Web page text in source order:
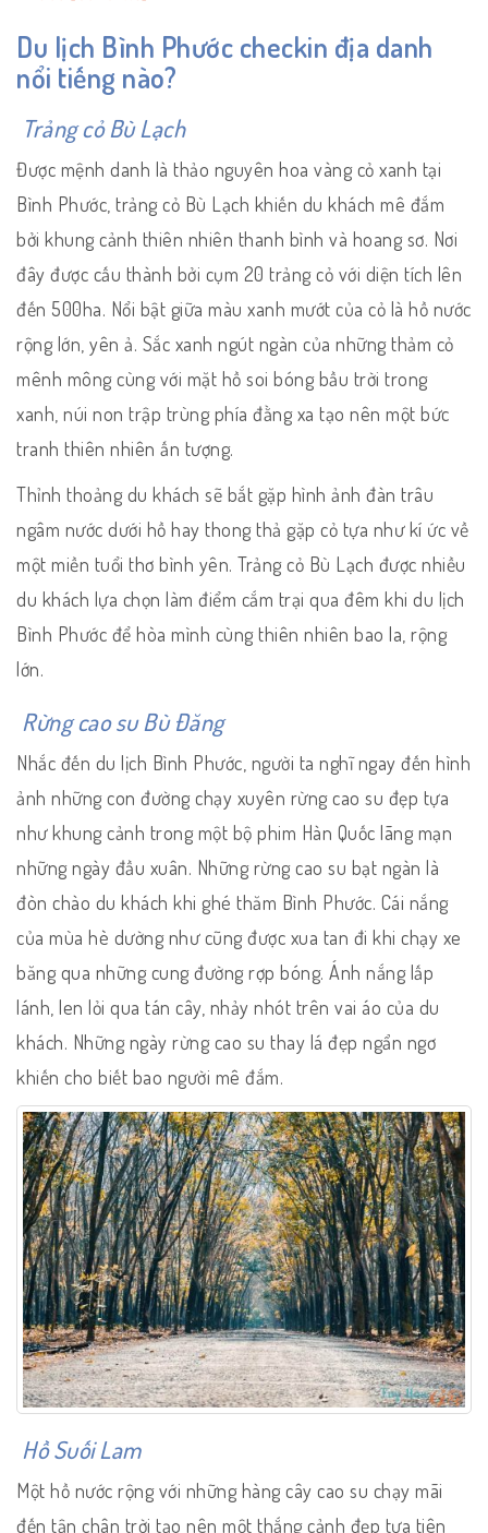
Du lịch Bình Phước checkin địa danh
nổi tiếng nào?
Trảng cỏ Bù Lạch
Được mệnh danh là thảo nguyên hoa vàng cỏ xanh tại
Bình Phước, trảng cỏ Bù Lạch khiến du khách mê đắm
bởi khung cảnh thiên nhiên thanh bình và hoang sơ. Nơi
đây được cấu thành bởi cụm 20 trảng cỏ với diện tích lên
đến 500ha. Nổi bật giữa màu xanh mướt của cỏ là hồ nước
rộng lớn, yên ả. Sắc xanh ngút ngàn của những thảm cỏ
mênh mông cùng với mặt hồ soi bóng bầu trời trong
xanh, núi non trập trùng phía đằng xa tạo nên một bức
tranh thiên nhiên ấn tượng.
Thỉnh thoảng du khách sẽ bắt gặp hình ảnh đàn trâu
ngâm nước dưới hồ hay thong thả gặp cỏ tựa như kí ức về
một miền tuổi thơ bình yên. Trảng cỏ Bù Lạch được nhiều
du khách lựa chọn làm điểm cắm trại qua đêm khi du lịch
Bình Phước để hòa mình cùng thiên nhiên bao la, rộng
lớn.
Rừng cao su Bù Đăng
Nhắc đến du lịch Bình Phước, người ta nghĩ ngay đến hình
ảnh những con đường chạy xuyên rừng cao su đẹp tựa
như khung cảnh trong một bộ phim Hàn Quốc lãng mạn
những ngày đầu xuân. Những rừng cao su bạt ngàn là
đòn chào du khách khi ghé thăm Bình Phước. Cái nắng
của mùa hè dường như cũng được xua tan đi khi chạy xe
băng qua những cung đường rợp bóng. Ánh nắng lấp
lánh, len lỏi qua tán cây, nhảy nhót trên vai áo của du
khách. Những ngày rừng cao su thay lá đẹp ngẩn ngơ
khiến cho biết bao người mê đắm.
Hồ Suối Lam
Một hồ nước rộng với những hàng cây cao su chạy mãi
đến tận chân trời tạo nên một thắng cảnh đẹp tựa tiên